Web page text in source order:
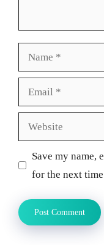
Website
Save my name,
for the next